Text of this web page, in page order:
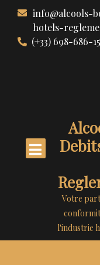
contenu
info@alcools-
hotels-
(+33) 698-686-
Votre
l'industrie